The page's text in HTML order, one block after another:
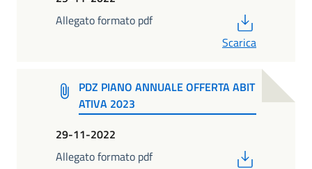
Allegato formato pdf
Scarica
PDZ PIANO ANNUALE OFFERTA ABIT
ATIVA 2023
29-11-2022
Allegato formato pdf